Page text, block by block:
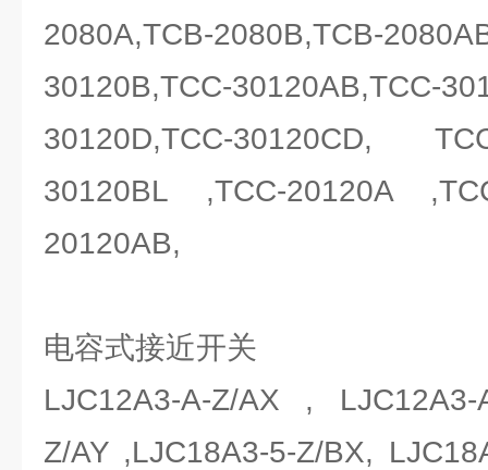
2080A,TCB-2080B,TCB-
30120B,TCC-30120AB,TCC-
30120D,TCC-30120CD,
30120BL ,TCC-20120A
20120AB,
电容式接近开关
LJC12A3-A-Z/AX , LJC12A3-
Z/AY ,LJC18A3-5-Z/BX,